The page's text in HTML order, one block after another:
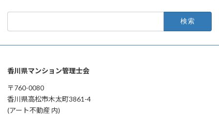
香川県マンション管理士会
〒760-0080
香川県高松市木太町3861-4
(アート不動産 内)